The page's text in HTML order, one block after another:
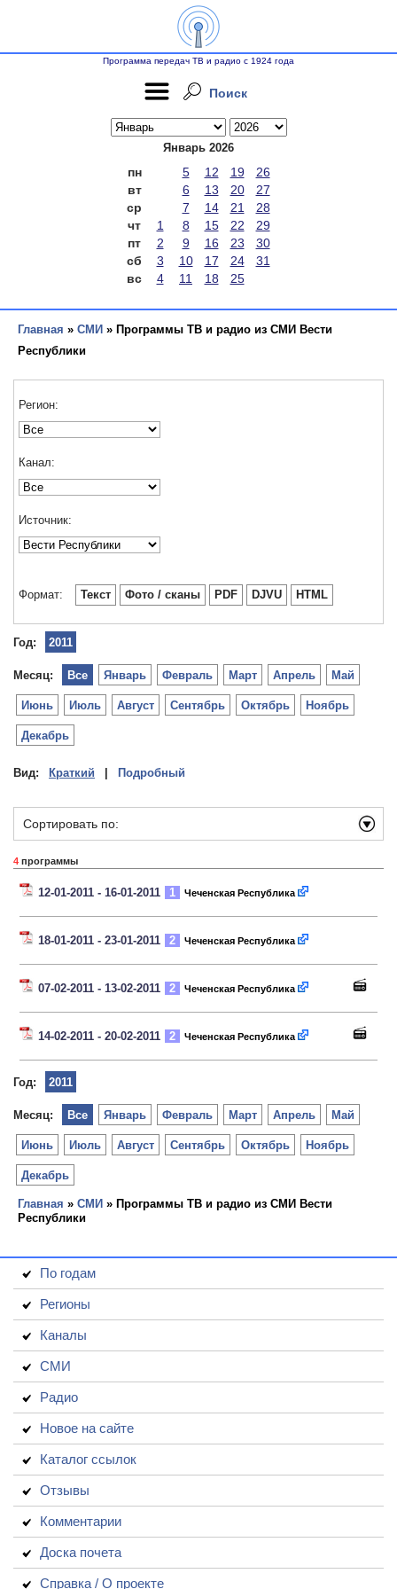
Программа передач ТВ и радио с 1924 года
Поиск
Январь 2026
пн 5 12 19
26
вт
6 13 20
27
ср
7 14 21
28
чт
1 8 15 22
29
пт
2 9 16 23
30
сб
3 10 17 24
31
вс
4 11 18 25
Главная » СМИ » Программы ТВ и радио из СМИ Вести
Республики
Регион:
Канал:
Источник:
Формат: Текст Фото / сканы PDF DJVU HTML
Год: 2011
Месяц: Январь Февраль Март Апрель Май
Июнь Июль Август Сентябрь Октябрь Ноябрь
Декабрь
Все
Вид: Краткий Подробный
Сортировать по:
4 программы
12-01-2011 - 16-01-2011 1 Чеченская Республика
18-01-2011 - 23-01-2011 2 Чеченская Республика
07-02-2011 - 13-02-2011 2 Чеченская Республика
14-02-2011 - 20-02-2011 2 Чеченская Республика
Год: 2011
Месяц: Январь Февраль Март Апрель Май
Июнь Июль Август Сентябрь Октябрь Ноябрь
Декабрь
Все
Главная » СМИ » Программы ТВ и радио из СМИ Вести
Республики
По годам
Регионы
Каналы
СМИ
Радио
Новое на сайте
Каталог ссылок
Отзывы
Комментарии
Доска почета
Справка / О проекте